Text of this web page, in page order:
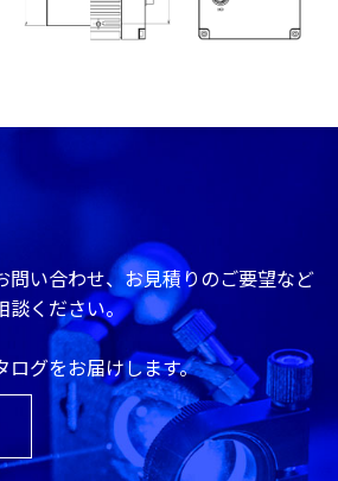
問い合わせ、お見積りのご要望など
談ください。
ログをお届けします。